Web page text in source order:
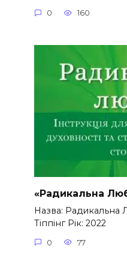
0 160
«Радикальна
Назва: Радикальна
Тіппінг Рік: 2022
0 77